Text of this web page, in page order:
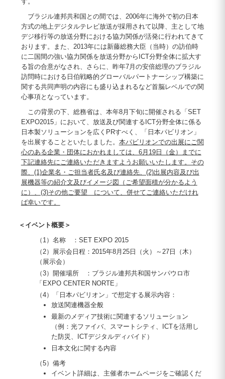
ブラジル連邦共和国との間では、2006年に海外で初の日本
方式の地上デジタルテレビ放送が採用されて以降、主として地
デジ移行等の放送分野における協力関係が活発に行われてきて
おります。また、2013年には新藤総務大臣（当時）の訪伯時
に二国間の強い協力関係を放送分野からICT分野全体に拡大す
る旨の合意がなされ、さらに、昨年7月の安倍総理のブラジル
訪問時における日伯戦略的グローバルパートナーシップ構築に
関する共同声明の内容にも盛り込まれるなど首脳レベルでの関
心事項となっています。
この背景の下、総務省は、本年8月下旬に開催される「SET
EXPO2015」において、放送及び関連するICT分野全体に係る
日本製ソリューションを広くPRすべく、「日本パビリオン」
を出展することといたしました。 本パビリオンでの出展にご関
心のある企業・団体におかれましては、6月19日（金）までに
下記連絡先にご連絡いただきますようお願いいたします。その
際、(1)企業名・ご担当者氏名及び連絡先、(2)出展内容及び出
展機器等の紹介文及びイメージ図（ご希望面積が分かるよう
に）、(3)その他ご要望 について、併せてご連絡いただけれ
ば幸いです。
＜イベント概要＞
（1）名称 ：SET EXPO 2015
（2）展示会日程：2015年8月25日（火）～27日（木）
（展示会）
（3）開催場所 ：ブラジル連邦共和国サンパウロ市
「EXPO CENTER NORTE」
（4）「日本パビリオン」で想定する展示内容：
放送関連機器全般
最新のメディア技術に関連するソリューション
（例：光ファイバ、スマートシティ、ICTを活用し
た防災、ICTデジタルディバイド）
日本文化に関する内容
（5）備考
イベント詳細は、主催者ホームページをご確認くだ